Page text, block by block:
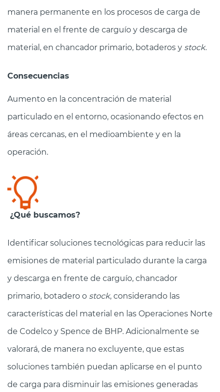
manera permanente en los procesos de carga de
material en el frente de carguío y descarga de
material, en chancador primario, botaderos y stock.
Consecuencias
Aumento en la concentración de material
particulado en el entorno, ocasionando efectos en
áreas cercanas, en el medioambiente y en la
operación.
¿Qué buscamos?
Identificar soluciones tecnológicas para reducir las
emisiones de material particulado durante la carga
y descarga en frente de carguío, chancador
primario, botadero o stock, considerando las
características del material en las Operaciones Norte
de Codelco y Spence de BHP. Adicionalmente se
valorará, de manera no excluyente, que estas
soluciones también puedan aplicarse en el punto
de carga para disminuir las emisiones generadas